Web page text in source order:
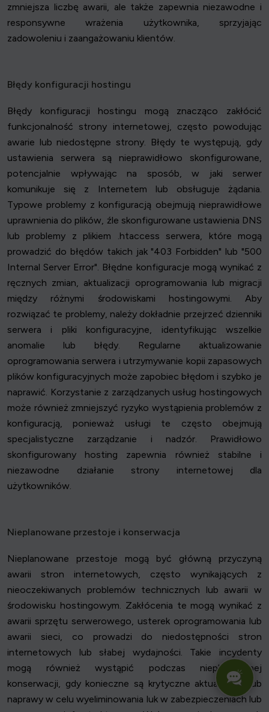
zmniejsza liczbę awarii, ale także zapewnia niezawodne i
responsywne wrażenia użytkownika, sprzyjając
zadowoleniu i zaangażowaniu klientów.
Błędy konfiguracji hostingu
Błędy konfiguracji hostingu mogą znacząco zakłócić
funkcjonalność strony internetowej, często powodując
awarie lub niedostępne strony. Błędy te występują, gdy
ustawienia serwera są nieprawidłowo skonfigurowane,
potencjalnie wpływając na sposób, w jaki serwer
komunikuje się z Internetem lub obsługuje żądania.
Typowe problemy z konfiguracją obejmują nieprawidłowe
uprawnienia do plików, źle skonfigurowane ustawienia DNS
lub problemy z plikiem .htaccess serwera, które mogą
prowadzić do błędów takich jak "403 Forbidden" lub "500
Internal Server Error". Błędne konfiguracje mogą wynikać z
ręcznych zmian, aktualizacji oprogramowania lub migracji
między różnymi środowiskami hostingowymi. Aby
rozwiązać te problemy, należy dokładnie przejrzeć dzienniki
serwera i pliki konfiguracyjne, identyfikując wszelkie
anomalie lub błędy. Regularne aktualizowanie
oprogramowania serwera i utrzymywanie kopii zapasowych
plików konfiguracyjnych może zapobiec błędom i szybko je
naprawić. Korzystanie z zarządzanych usług hostingowych
może również zmniejszyć ryzyko wystąpienia problemów z
konfiguracją, ponieważ usługi te często obejmują
specjalistyczne zarządzanie i nadzór. Prawidłowo
skonfigurowany hosting zapewnia również stabilne i
niezawodne działanie strony internetowej dla
użytkowników.
Nieplanowane przestoje i konserwacja
Nieplanowane przestoje mogą być główną przyczyną
awarii stron internetowych, często wynikających z
nieoczekiwanych problemów technicznych lub awarii w
środowisku hostingowym. Zakłócenia te mogą wynikać z
awarii sprzętu serwerowego, usterek oprogramowania lub
awarii sieci, co prowadzi do niedostępności stron
internetowych lub słabej wydajności. Takie incydenty
mogą również wystąpić podczas nieplanowanej
konserwacji, gdy konieczne są krytyczne aktualizacje lub
naprawy w celu wyeliminowania luk w zabezpieczeniach lub